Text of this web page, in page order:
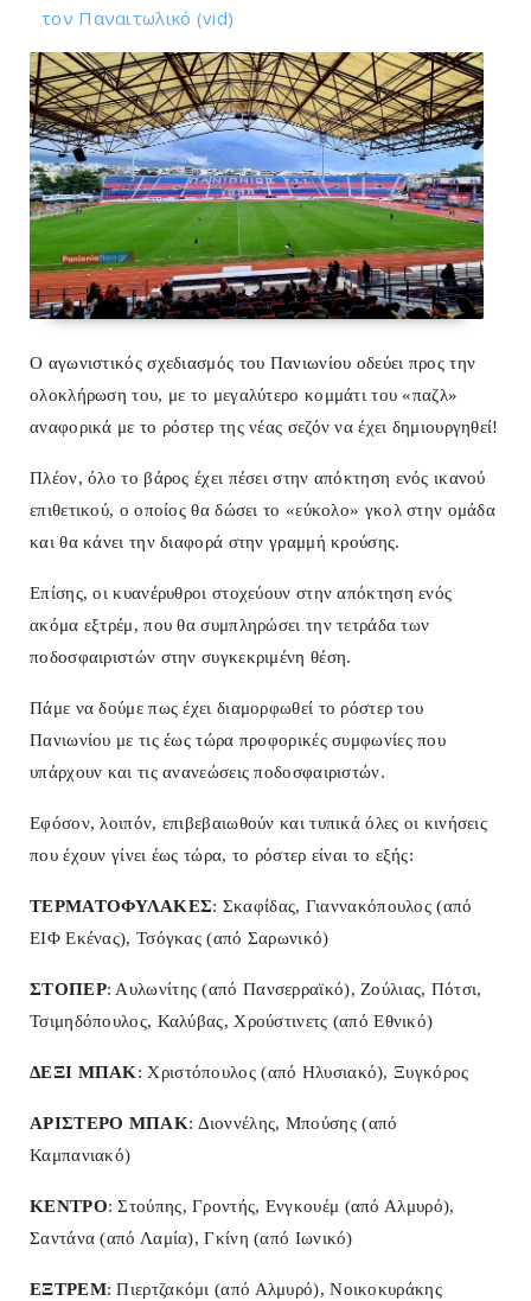
τoν Παναιτωλικό (vid)
Ο αγωνιστικός σχεδιασμός του Πανιωνίου οδεύει προς την
ολοκλήρωση του, με το μεγαλύτερο κομμάτι του «παζλ»
αναφορικά με το ρόστερ της νέας σεζόν να έχει δημιουργηθεί!
Πλέον, όλο το βάρος έχει πέσει στην απόκτηση ενός ικανού
επιθετικού, ο οποίος θα δώσει το «εύκολο» γκολ στην ομάδα
και θα κάνει την διαφορά στην γραμμή κρούσης.
Επίσης, οι κυανέρυθροι στοχεύουν στην απόκτηση ενός
ακόμα εξτρέμ, που θα συμπληρώσει την τετράδα των
ποδοσφαιριστών στην συγκεκριμένη θέση.
Πάμε να δούμε πως έχει διαμορφωθεί το ρόστερ του
Πανιωνίου με τις έως τώρα προφορικές συμφωνίες που
υπάρχουν και τις ανανεώσεις ποδοσφαιριστών.
Εφόσον, λοιπόν, επιβεβαιωθούν και τυπικά όλες οι κινήσεις
που έχουν γίνει έως τώρα, το ρόστερ είναι το εξής:
ΤΕΡΜΑΤΟΦΥΛΑΚΕΣ: Σκαφίδας, Γιαννακόπουλος (από
ΕΙΦ Εκένας), Τσόγκας (από Σαρωνικό)
ΣΤΟΠΕΡ: Αυλωνίτης (από Πανσερραϊκό), Ζούλιας, Πότσι,
Τσιμηδόπουλος, Καλύβας, Χρούστινετς (από Εθνικό)
ΔΕΞΙ ΜΠΑΚ: Χριστόπουλος (από Ηλυσιακό), Ξυγκόρος
ΑΡΙΣΤΕΡΟ ΜΠΑΚ: Διοννέλης, Μπούσης (από
Καμπανιακό)
ΚΕΝΤΡΟ: Στούπης, Γροντής, Ενγκουέμ (από Αλμυρό),
Σαντάνα (από Λαμία), Γκίνη (από Ιωνικό)
ΕΞΤΡΕΜ: Πιερτζακόμι (από Αλμυρό), Νοικοκυράκης